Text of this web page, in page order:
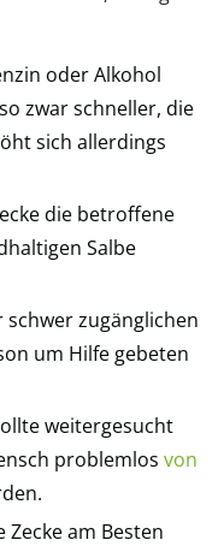
oder Alkohol
zwar schneller, die
sich allerdings
die betroffene
Salbe
schwer zugänglichen
um Hilfe gebeten
weitergesucht
problemlos von
am Besten